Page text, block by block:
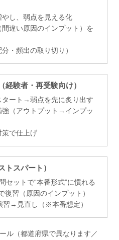
し、弱点を見える化
違い原因のインプット）を
・頻出の取り切り）
経験者・再受験向け）
タート→弱点を先に炙り出す
（アウトプット→インプッ
策で仕上げ
トスパート）
セットで“本番形式”に慣れる
習（原因のインプット）
習→見直し（※本番想定）
ル（都道府県で異なります／